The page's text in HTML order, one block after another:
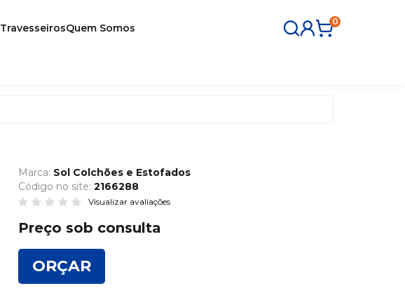
TravesseirosQuem Somos
0
Marca: Sol Colchões e Estofados
Código no site: 2166288
Visualizar avaliações
Preço sob consulta
ORÇAR